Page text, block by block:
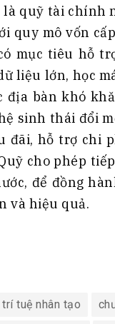
quỹ tài chính
quy mô vốn
mục tiêu hỗ
liệu lớn, học
địa bàn khó
sinh thái đổi
đãi, hỗ trợ chi
cho phép
để đồng
và hiệu quả.
trí tuệ nhân tạo